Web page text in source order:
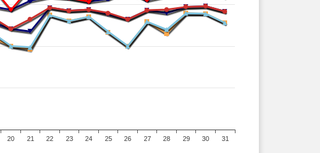
20 21 22 23 24 25 26 27 28 29 30 31